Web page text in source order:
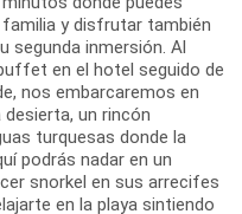
y disfrutar también
segunda inmersión. Al
en el hotel seguido de
nos embarcaremos en
desierta, un rincón
turquesas donde la
podrás nadar en un
snorkel en sus arrecifes
en la playa sintiendo